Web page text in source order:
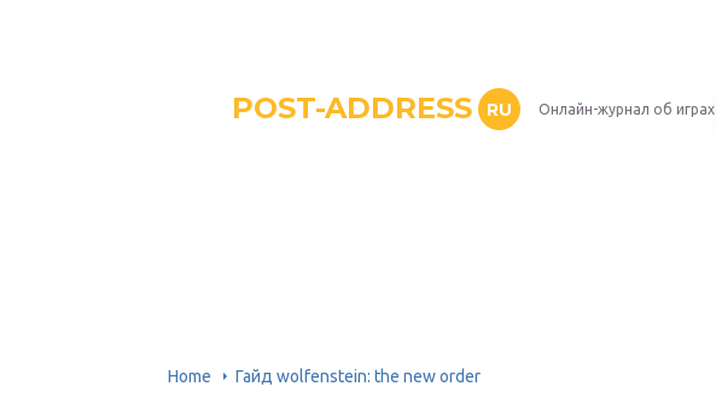
POST-ADDRESS RU Онлайн-журнал об играх
Home Гайд wolfenstein: the new order